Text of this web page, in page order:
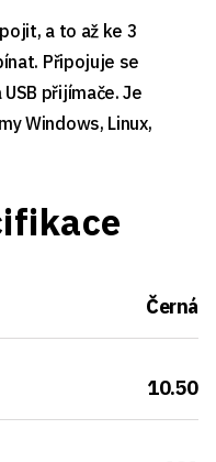
a to až ke 3
Připojuje se
přijímače. Je
Windows, Linux,
Černá
10.50